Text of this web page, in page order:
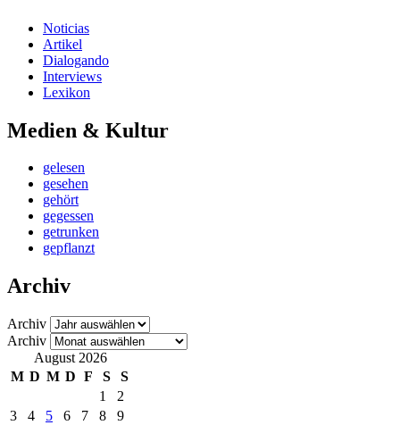
Noticias
Artikel
Dialogando
Interviews
Lexikon
Medien & Kultur
gelesen
gesehen
gehört
gegessen
getrunken
gepflanzt
Archiv
Archiv
Archiv
August 2026
M D M D F S
S
1
2
3
4 5 6 7 8
9